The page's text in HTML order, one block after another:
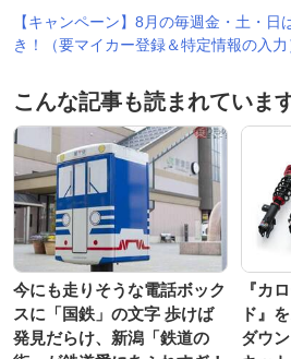
【キャンペーン】8月の毎週金・土・日
き！（要マイカー登録＆特定情報の入力
こんな記事も読まれていま
今にも走りそうな電話ボック
スに「国鉄」の文字 歩けば
発見だらけ、新潟「鉄道の
『カ
ド』
ダウ